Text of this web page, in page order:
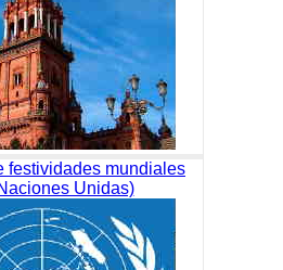
festividades mundiales
Unidas)